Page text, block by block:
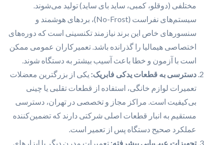
مختلفی (دوقلو، کمبی، ساید بای ساید) تولید می‌شوند.
سیستم‌های نفراست (No-Frost)، بردهای هوشمند و
سنسورهای خاص این برند نیازمند تکنسینی است که دوره‌های
اختصاصی هیمالیا را گذرانده باشد. تعمیرکاران عمومی ممکن
است با آزمون و خطا باعث آسیب بیشتر به دستگاه شوند.
دسترسی به قطعات یدکی فابریک: یکی از بزرگترین معضلات
تعمیرات لوازم خانگی، استفاده از قطعات تقلبی یا چینی
بی‌کیفیت است. مراکز مجاز و تخصصی در تهران، دسترسی
مستقیم به انبار قطعات اصلی شرکتی دارند که تضمین‌کننده
عملکرد صحیح دستگاه پس از تعمیر است.
تجهیزات عیب‌یابی پیشرفته: تعمیرات مدرن دیگر با ابزارهای